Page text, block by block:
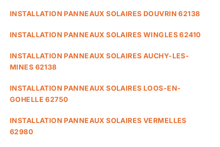
INSTALLATION PANNEAUX SOLAIRES DOUVRIN 62138
INSTALLATION PANNEAUX SOLAIRES WINGLES 62410
INSTALLATION PANNEAUX SOLAIRES AUCHY-LES-
MINES 62138
INSTALLATION PANNEAUX SOLAIRES LOOS-EN-
GOHELLE 62750
INSTALLATION PANNEAUX SOLAIRES VERMELLES
62980